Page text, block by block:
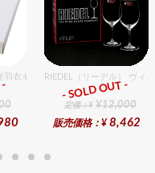
ピラー4x9 ギフトボックス入り
羽衣ギフトバスタオル 1個入セット
RIEDEL（リーデル） ヴィ
ギフト
定価：¥ ¥12,000
販売価格：¥ 8,462
- SOLD OUT -